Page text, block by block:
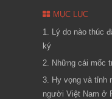
MỤC LỤC
1. Lý do nào thúc
ký
2. Những cái mốc
3. Hy vọng và tỉnh
người Việt Nam ở